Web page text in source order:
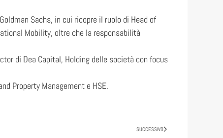
Sachs, in cui ricopre il ruolo di Head of
Mobility, oltre che la responsabilità
di Dea Capital, Holding delle società con focus
Property Management e HSE.
SUCCESSIVO